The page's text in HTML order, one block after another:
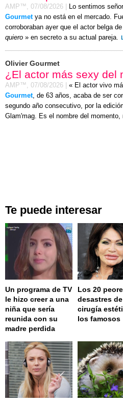
AMP™, 07/08/2026 Lo sentimos
Gourmetya no está en el mercado.
corroboraban ayer que el actor belga
quiero » en secreto a su actual pareja.
Olivier Gourmet
¿El actor más sexy del
AMP™, 07/08/2026 « El actor vivo
Gourmet, de 63 años, acaba de ser
segundo año consecutivo, por la
Glam'mag. Es el nombre del momento,
Te puede interesar
Un programa de TV
le hizo creer a una
niña que sería
reunida con su
madre perdida
Los 20
desastres
cirugía
los famosos